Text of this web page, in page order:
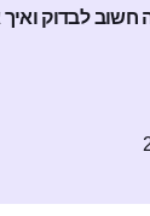
חשוב לבדוק